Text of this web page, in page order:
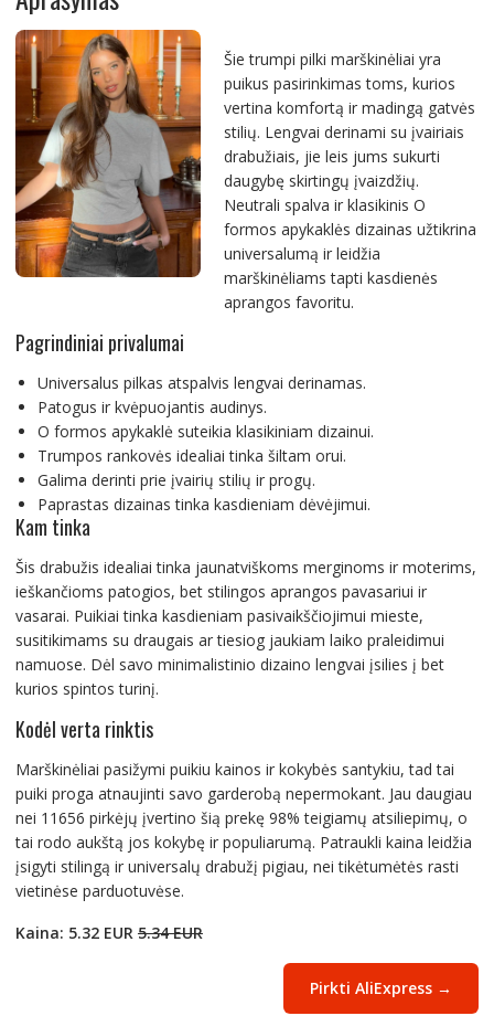
Šie trumpi pilki marškinėliai yra
puikus pasirinkimas toms, kurios
vertina komfortą ir madingą gatvės
stilių. Lengvai derinami su įvairiais
drabužiais, jie leis jums sukurti
daugybę skirtingų įvaizdžių.
Neutrali spalva ir klasikinis O
formos apykaklės dizainas užtikrina
universalumą ir leidžia
marškinėliams tapti kasdienės
aprangos favoritu.
Pagrindiniai privalumai
Universalus pilkas atspalvis lengvai derinamas.
Patogus ir kvėpuojantis audinys.
O formos apykaklė suteikia klasikiniam dizainui.
Trumpos rankovės idealiai tinka šiltam orui.
Galima derinti prie įvairių stilių ir progų.
Paprastas dizainas tinka kasdieniam dėvėjimui.
Kam tinka
Šis drabužis idealiai tinka jaunatviškoms merginoms ir moterims,
ieškančioms patogios, bet stilingos aprangos pavasariui ir
vasarai. Puikiai tinka kasdieniam pasivaikščiojimui mieste,
susitikimams su draugais ar tiesiog jaukiam laiko praleidimui
namuose. Dėl savo minimalistinio dizaino lengvai įsilies į bet
kurios spintos turinį.
Kodėl verta rinktis
Marškinėliai pasižymi puikiu kainos ir kokybės santykiu, tad tai
puiki proga atnaujinti savo garderobą nepermokant. Jau daugiau
nei 11656 pirkėjų įvertino šią prekę 98% teigiamų atsiliepimų, o
tai rodo aukštą jos kokybę ir populiarumą. Patraukli kaina leidžia
įsigyti stilingą ir universalų drabužį pigiau, nei tikėtumėtės rasti
vietinėse parduotuvėse.
Kaina: 5.32 EUR 5.34 EUR
Pirkti AliExpress →